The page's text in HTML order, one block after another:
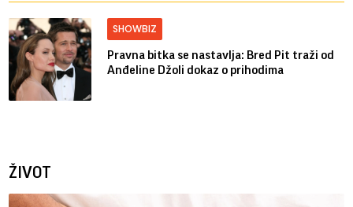
SHOWBIZ
Pravna bitka se nastavlja: Bred ​​Pit traži od
Anđeline Džoli dokaz o prihodima
ŽIVOT